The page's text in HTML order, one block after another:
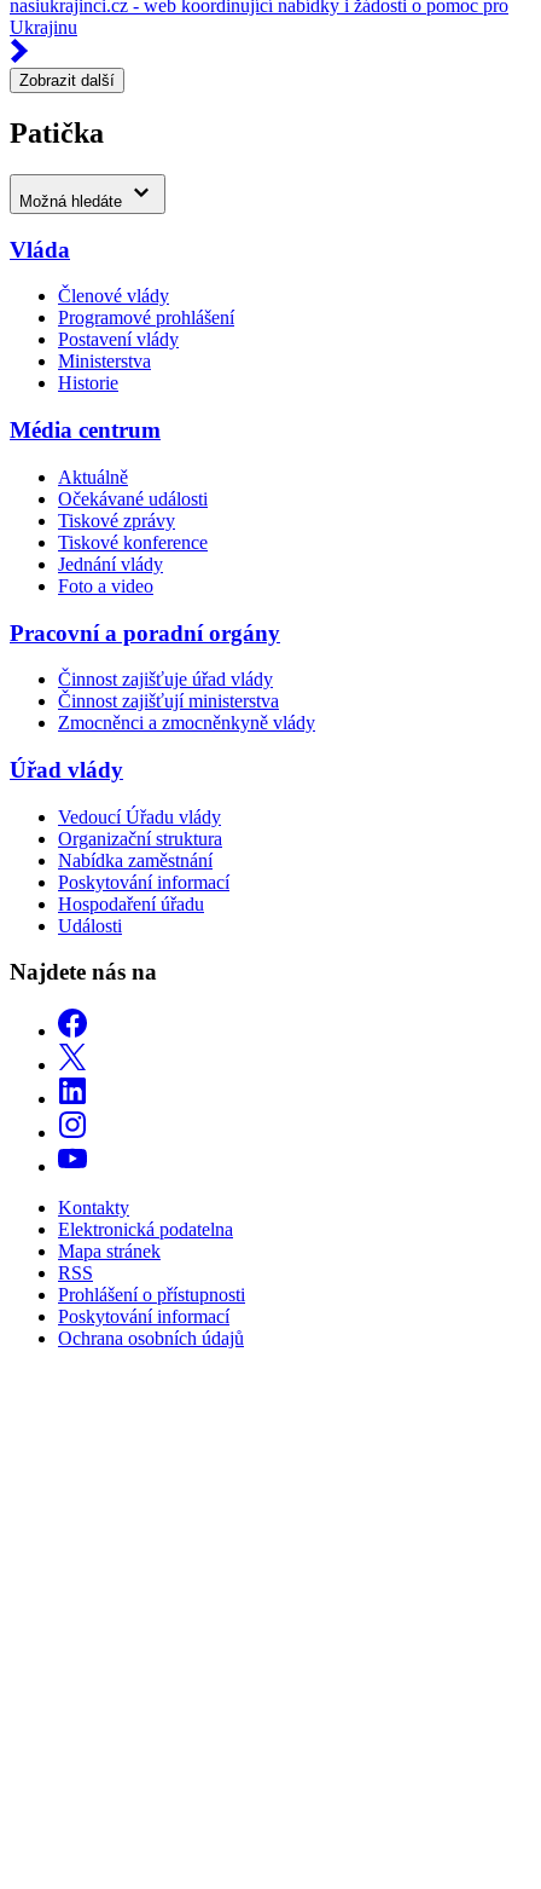
nasiukrajinci.cz - web koordinující nabídky i žádosti o pomoc pro
Ukrajinu
Zobrazit další
Patička
Možná hledáte
Vláda
Členové vlády
Programové prohlášení
Postavení vlády
Ministerstva
Historie
Média centrum
Aktuálně
Očekávané události
Tiskové zprávy
Tiskové konference
Jednání vlády
Foto a video
Pracovní a poradní orgány
Činnost zajišťuje úřad vlády
Činnost zajišťují ministerstva
Zmocněnci a zmocněnkyně vlády
Úřad vlády
Vedoucí Úřadu vlády
Organizační struktura
Nabídka zaměstnání
Poskytování informací
Hospodaření úřadu
Události
Najdete nás na
Kontakty
Elektronická podatelna
Mapa stránek
RSS
Prohlášení o přístupnosti
Poskytování informací
Ochrana osobních údajů